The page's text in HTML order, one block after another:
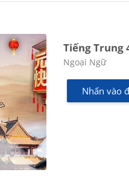
Tiếng Trung
Các loại khóa học
Ngoại Ngữ
Nhấn vào